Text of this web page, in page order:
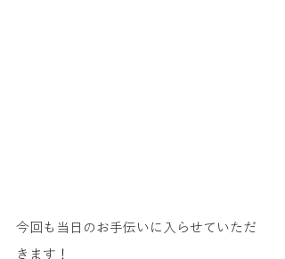
今回も当日のお手伝いに入らせていただ
きます！